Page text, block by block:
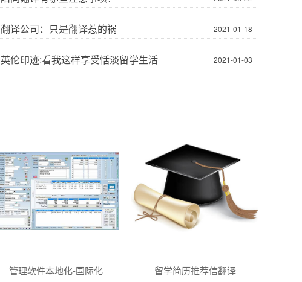
2021-01-18
翻译公司：只是翻译惹的祸
2021-01-03
英伦印迹:看我这样享受恬淡留学生活
管理软件本地化-国际化 留学简历推荐信翻译